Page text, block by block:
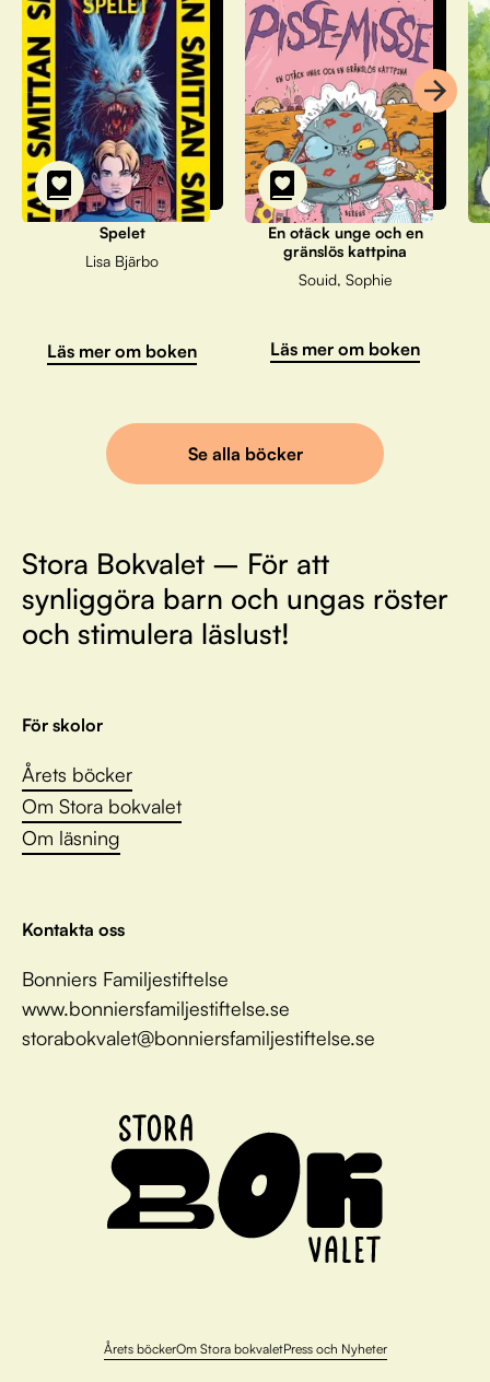
Spelet
Lisa Bjärbo
Läs mer om boken
En otäck unge och en
gränslös kattpina
Souid, Sophie
Läs mer om boken
Se alla böcker
Stora Bokvalet – För att
synliggöra barn och ungas röster
och stimulera läslust!
För skolor
Årets böcker
Om Stora bokvalet
Om läsning
Kontakta oss
Bonniers Familjestiftelse
www.bonniersfamiljestiftelse.se
storabokvalet@bonniersfamiljestiftelse.se
Årets böckerOm Stora bokvaletPress och Nyheter